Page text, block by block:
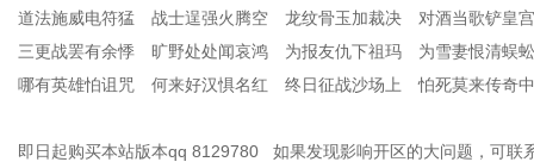
道法施威电符猛 战士逞强火腾空 龙纹骨玉加裁决 对酒当歌铲皇宫
三更战罢有余悸 旷野处处闻哀鸿 为报友仇下祖玛 为雪妻恨清蜈蚣
哪有英雄怕诅咒 何来好汉惧名红 终日征战沙场上 怕死莫来传奇中
即日起购买本站版本qq 8129780 如果发现影响开区的大问题，可联